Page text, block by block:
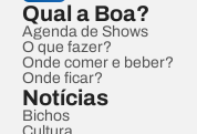
Qual a Boa?
Agenda de Shows
O que fazer?
Onde comer e beber?
Onde ficar?
Notícias
Bichos